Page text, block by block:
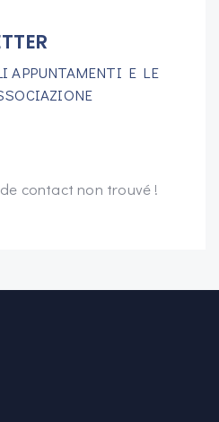
APPUNTAMENTI E LE
contact non trouvé !